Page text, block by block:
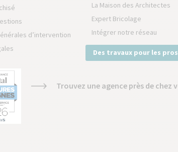
d’intervention
La Maison des Architectes
Expert Bricolage
Intégrer notre réseau
Des travaux pour les pros
Trouvez une agence près de chez